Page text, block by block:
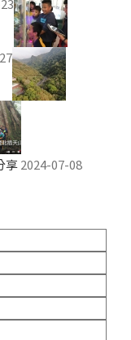
享2024-07-08